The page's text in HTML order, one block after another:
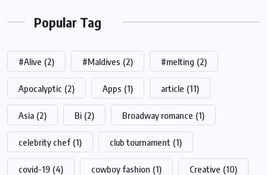
Popular Tag
#Alive (2) #Maldives (2) #melting (2)
Apocalyptic (2) Apps (1) article (11)
Asia (2) Bi (2) Broadway romance (1)
celebrity chef (1) club tournament (1)
covid-19 (4) cowboy fashion (1) Creative (10)